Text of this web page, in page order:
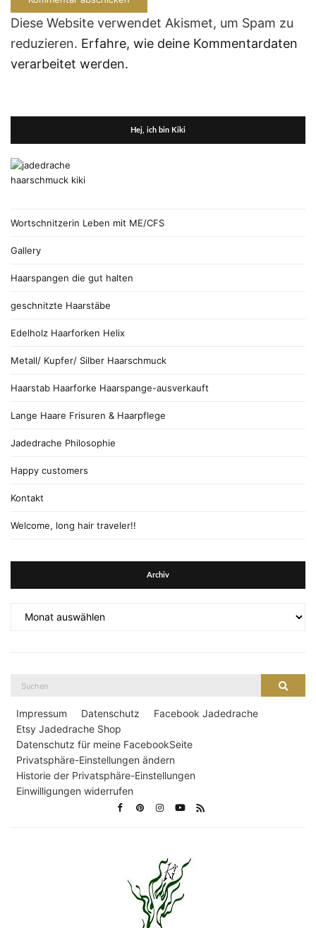
Diese Website verwendet Akismet, um Spam zu
reduzieren. Erfahre, wie deine Kommentardaten
verarbeitet werden.
Hej, ich bin Kiki
Wortschnitzerin Leben mit ME/CFS
Gallery
Haarspangen die gut halten
geschnitzte Haarstäbe
Edelholz Haarforken Helix
Metall/ Kupfer/ Silber Haarschmuck
Haarstab Haarforke Haarspange-ausverkauft
Lange Haare Frisuren & Haarpflege
Jadedrache Philosophie
Happy customers
Kontakt
Welcome, long hair traveler!!
Archiv
Impressum Datenschutz
Facebook Jadedrache
Etsy Jadedrache Shop
Datenschutz für meine FacebookSeite
Privatsphäre-Einstellungen ändern
Historie der Privatsphäre-Einstellungen
Einwilligungen widerrufen